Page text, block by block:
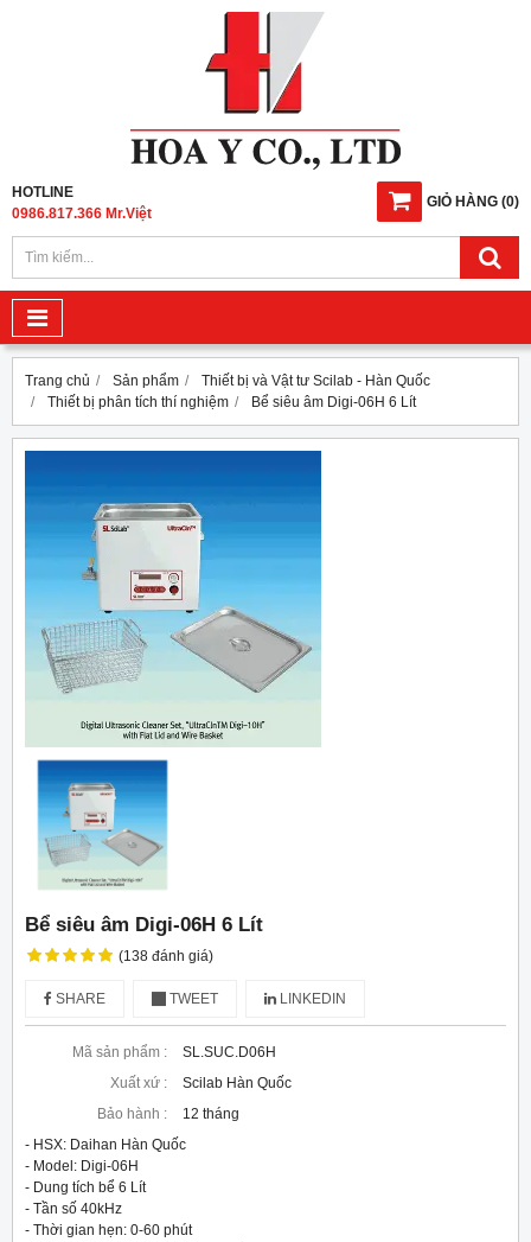
GIỎ HÀNG (0)
HOTLINE
0986.817.366 Mr.Việt
Trang chủ Sản phẩm
Thiết bị và Vật tư Scilab - Hàn Quốc
Thiết bị phân tích thí nghiệm
Bể siêu âm Digi-06H 6 Lít
Bể siêu âm Digi-06H 6 Lít
(138 đánh giá)
SHARE TWEET LINKEDIN
Mã sản phẩm :
SL.SUC.D06H
Xuất xứ :
Scilab Hàn Quốc
Bảo hành :
12 tháng
- HSX: Daihan Hàn Quốc
- Model: Digi-06H
- Dung tích bể 6 Lít
- Tần số 40kHz
- Thời gian hẹn: 0-60 phút